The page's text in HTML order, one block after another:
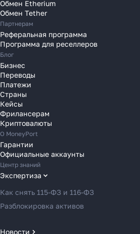
Переводы в Польшу
Переводы в Португалию
Переводы в Румынию
Переводы в Сербию
Переводы в Словакию
Переводы в Словению
Переводы в Финляндию
Переводы в Францию
Переводы в Хорватию
Переводы в Черногорию
Переводы в Чехию
Переводы в Швейцарию
Переводы в Эстонию
Переводы в Азербайджан
Переводы в Армению
Переводы в Турцию
Обмен Etherium
Обмен Tether
Партнерам
Реферальная программа
Программа для реселлеров
Блог
Бизнес
Переводы
Платежи
Страны
Кейсы
Фрилансерам
Криптовалюты
О MoneyPort
Гарантии
Официальные аккаунты
Центр знаний
Экспертиза
Как снять 115-ФЗ и 116-ФЗ
Разблокировка активов
Новости